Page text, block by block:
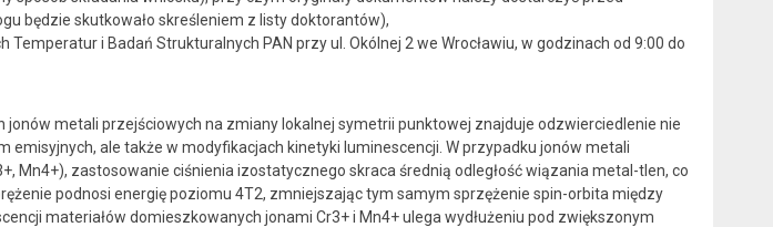
będzie skutkowało skreśleniem z listy doktorantów),
Temperatur i Badań Strukturalnych PAN przy ul. Okólnej 2 we Wrocławiu, w godzinach od 9:00 do
jonów metali przejściowych na zmiany lokalnej symetrii punktowej znajduje odzwierciedlenie nie
emisyjnych, ale także w modyfikacjach kinetyki luminescencji. W przypadku jonów metali
Mn4+), zastosowanie ciśnienia izostatycznego skraca średnią odległość wiązania metal-tlen, co
podnosi energię poziomu 4T2, zmniejszając tym samym sprzężenie spin-orbita między
materiałów domieszkowanych jonami Cr3+ i Mn4+ ulega wydłużeniu pod zwiększonym